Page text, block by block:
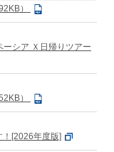
）
シア Ｘ日帰りツアー
）
[2026年度版]